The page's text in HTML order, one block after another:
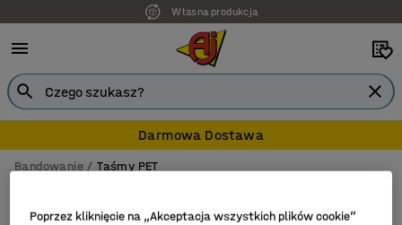
Własna produkcja
Darmowa Dostawa
Bandowanie Taśmy PET
Poprzez kliknięcie na „Akceptacja wszystkich plików cookie”